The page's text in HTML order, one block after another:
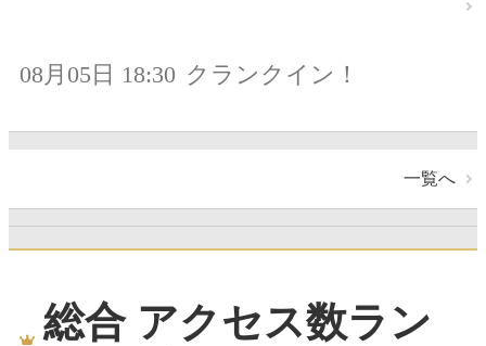
08月05日 18:30 クランクイン！
一覧へ
総合 アクセス数ラン